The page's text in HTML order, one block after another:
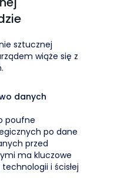
sztucznej
wiąże się z
danych
poufne
po dane
przed
ma kluczowe
i ścisłej